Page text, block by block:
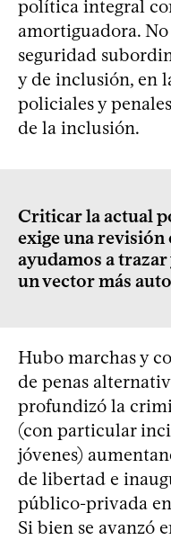
política integral
amortiguadora.
seguridad
y de inclusión, en
policiales y
de la inclusión.
Criticar la actual
exige una
ayudamos a
un vector más
Hubo marchas y
de penas
profundizó la
(con particular
jóvenes)
de libertad e
público-privada
Si bien se avanzó